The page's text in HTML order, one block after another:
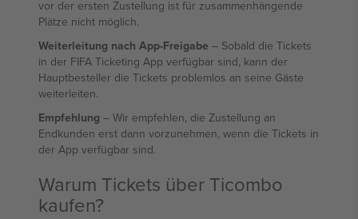
vor der ersten Zustellung ist für zusammenhängende
Plätze nicht möglich.
Weiterleitung nach App-Freigabe – Sobald die Tickets
in der FIFA Ticketing App verfügbar sind, kann der
Hauptbesteller die Tickets problemlos an seine Gäste
weiterleiten.
Empfehlung – Wir empfehlen, die Zustellung an
Endkunden erst dann vorzunehmen, wenn die Tickets in
der App verfügbar sind.
Warum Tickets über Ticombo
kaufen?